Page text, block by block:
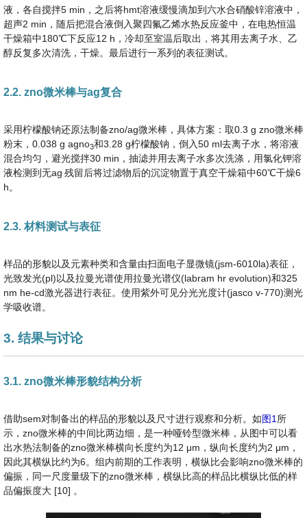
液，各自搅拌5 min，之后将hmt溶液缓慢滴加到六水合硝酸锌溶液中，
超声2 min，随后把混合液倒入聚四氟乙烯水热反应釜中，在电热恒温
干燥箱中180℃下反应12 h，冷却至室温后取出，将其用去离子水、乙
醇反复多次清洗，干燥。最后进行一系列的表征测试。
2.2. zno微米棒与ag复合
采用柠檬酸钠还原法制备zno/ag微米棒，具体方案：取0.3 g zno微米棒
粉末，0.038 g agno3和3.28 g柠檬酸钠，倒入50 ml去离子水，将溶液
混合均匀，避光搅拌30 min，抽滤并用去离子水多次洗涤，用氯化钾溶
液检测到无ag 残留后将过滤物后的沉淀物置于真空干燥箱中60℃干燥6
h。
2.3. 材料测试与表征
样品的形貌以及元素种类和含量由扫面电子显微镜(jsm-6010la)表征，
光致发光(pl)以及拉曼光谱使用拉曼光谱仪(labram hr evolution)和325
nm he-cd激光器进行表征。使用紫外可见分光光度计(jasco v-770)测光
学吸收谱。
3. 结果与讨论
3.1. zno微米棒形貌结构分析
借助sem对制备出的样品的形貌以及尺寸进行观察和分析。如图1 所
示，zno微米棒的中间比两边细，是一种哑铃型微米棒，从图中可以看
出水热法制备的zno微米棒横向长度约为12 μm，纵向长度约为2 μm，
因此其横纵比约为6。组内前期的工作表明，横纵比会影响zno微米棒的
偏振，同一尺度量级下的zno微米棒，横纵比高的样品比横纵比低的样
品偏振度大 [10] 。